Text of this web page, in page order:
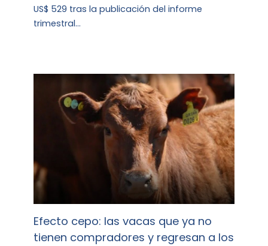
US$ 529 tras la publicación del informe
trimestral…
Efecto cepo: las vacas que ya no
tienen compradores y regresan a los